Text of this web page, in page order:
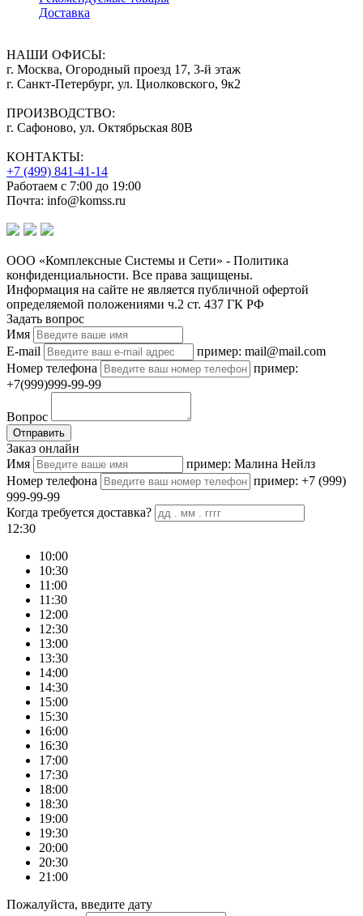
Доставка
НАШИ ОФИСЫ:
г. Москва, Огородный проезд 17, 3-й этаж
г. Санкт-Петербург, ул. Циолковского, 9к2
ПРОИЗВОДСТВО:
г. Сафоново, ул. Октябрьская 80В
КОНТАКТЫ:
+7 (499) 841-41-14
Работаем с 7:00 до 19:00
Почта: info@komss.ru
ООО «Комплексные Системы и Сети» - Политика
конфиденциальности. Все права защищены.
Информация на сайте не является публичной офертой
определяемой положениями ч.2 ст. 437 ГК РФ
Задать вопрос
Имя
E-mail
пример: mail@mail.com
Номер телефона
пример:
+7(999)999-99-99
Вопрос
Отправить
Заказ онлайн
Имя
пример: Малина Нейлз
Номер телефона
пример: +7 (999)
999-99-99
Когда требуется доставка?
12:30
10:00
10:30
11:00
11:30
12:00
12:30
13:00
13:30
14:00
14:30
15:00
15:30
16:00
16:30
17:00
17:30
18:00
18:30
19:00
19:30
20:00
20:30
21:00
Пожалуйста, введите дату